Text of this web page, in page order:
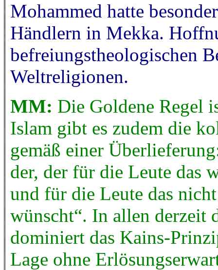
Mohammed hatte
Händlern in Mekka.
befreiungstheologischen
Weltreligionen.
MM: Die Goldene Regel
Islam gibt es zudem die
gemäß einer
der, der für die Leute das
und für die Leute das
wünscht“. In allen derzeit
dominiert das Kains-
Lage ohne